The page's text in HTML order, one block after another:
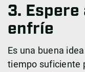
3. Espere
enfríe
Es una buena
tiempo suficiente